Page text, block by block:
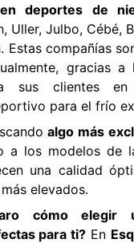
en deportes de
Uller, Julbo, Cébé,
Estas compañías
gracias a
sus clientes
para el frío
algo más
a los modelos de
una calidad
elevados.
cómo elegir
para ti? En